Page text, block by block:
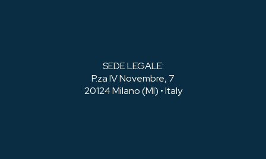
SEDE LEGALE:
P.za IV Novembre, 7
20124 Milano (MI) • Italy